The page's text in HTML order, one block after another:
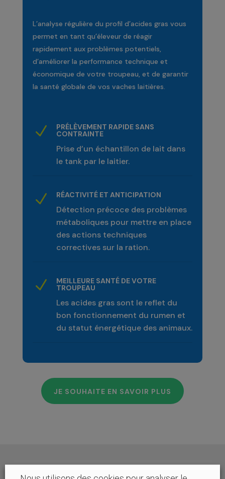
L’analyse régulière du profil d’acides gras vous
permet en tant qu’éleveur de réagir
rapidement aux problèmes potentiels,
d’améliorer la performance technique et
économique de votre troupeau, et de garantir
la santé globale de vos vaches laitières.
N PRÉLÈVEMENT RAPIDE SANS
CONTRAINTE
Prise d’un échantillon de lait dans
le tank par le laitier.
N RÉACTIVITÉ ET ANTICIPATION
Détection précoce des problèmes
métaboliques pour mettre en place
des actions techniques
correctives sur la ration.
N MEILLEURE SANTÉ DE VOTRE
TROUPEAU
Les acides gras sont le reflet du
bon fonctionnement du rumen et
du statut énergétique des animaux.
JE SOUHAITE EN SAVOIR PLUS